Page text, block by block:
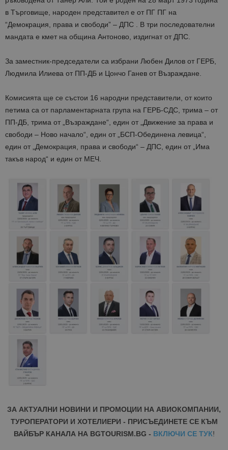
в Търговище, народен представител е от ПГ ПГ на
“Демокрация, права и свободи” – ДПС . В три последователни
мандата е кмет на община Антоново, издигнат от ДПС.
За заместник-председатели са избрани Любен Дилов от ГЕРБ,
Людмила Илиева от ПП-ДБ и Цончо Ганев от Възраждане.
Комисията ще се състои 16 народни представители, от които
петима са от парламентарната група на ГЕРБ-СДС, трима – от
ПП-ДБ, трима от „Възраждане“, един от „Движение за права и
свободи – Ново начало“, един от „БСП-Обединена левица“,
един от „Демокрация, права и свободи“ – ДПС, един от „Има
такъв народ“ и един от МЕЧ.
ЗА АКТУАЛНИ НОВИНИ И ПРОМОЦИИ НА АВИОКОМПАНИИ,
ТУРОПЕРАТОРИ И ХОТЕЛИЕРИ - ПРИСЪЕДИНЕТЕ СЕ КЪМ
ВАЙБЪР КАНАЛА НА BGTOURISM.BG - ВКЛЮЧИ СЕ ТУК!